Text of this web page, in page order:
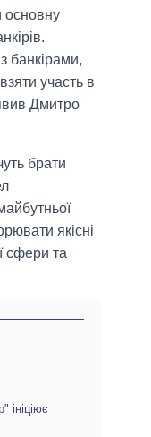
основну
банкірами,
участь в
Дмитро
брати
якісні
сфери та
ініціює